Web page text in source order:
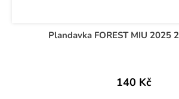
Plandavka FOREST MIU 2025
140 Kč